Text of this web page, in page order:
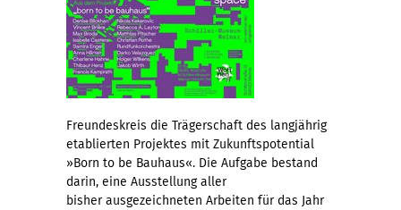
Freundeskreis die Trägerschaft des langjährig
etablierten Projektes mit Zukunftspotential
»Born to be Bauhaus«. Die Aufgabe bestand
darin, eine Ausstellung aller
bisher ausgezeichneten Arbeiten für das Jahr